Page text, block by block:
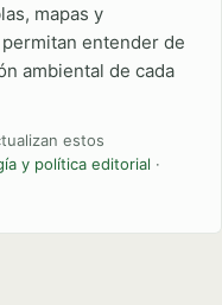
mapas y
entender de
ambiental de cada
estos
y política editorial ·